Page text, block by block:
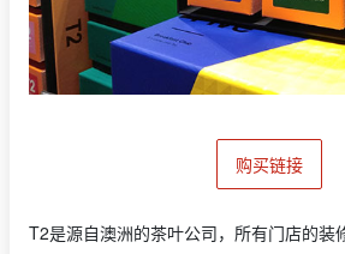
购买链接
T2是源自澳洲的茶叶公司，所有门店的装